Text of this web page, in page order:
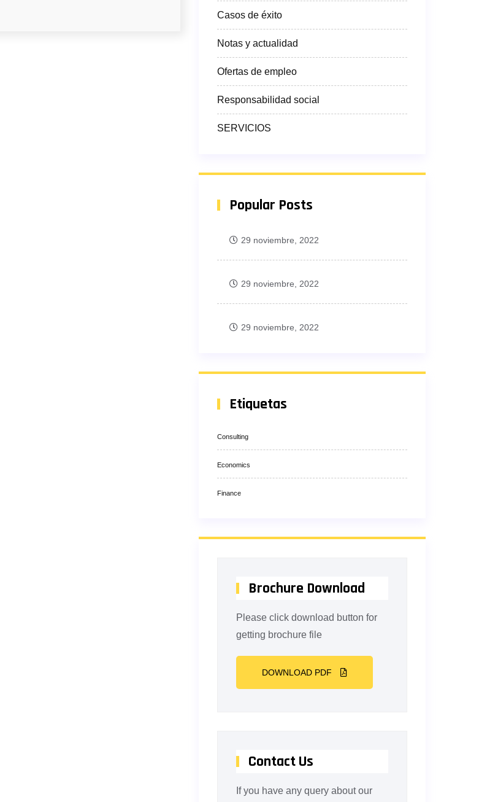
Casos de éxito
Notas y actualidad
Ofertas de empleo
Responsabilidad social
SERVICIOS
Popular Posts
29 noviembre, 2022
29 noviembre, 2022
29 noviembre, 2022
Etiquetas
Consulting
Economics
Finance
Brochure Download
Please click download button for
getting brochure file
DOWNLOAD PDF
Contact Us
If you have any query about our